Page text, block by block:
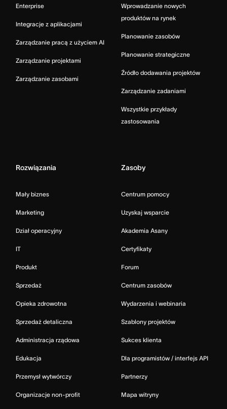
Enterprise
Integracje z aplikacjami
Zarządzanie pracą z użyciem AI
Zarządzanie projektami
Zarządzanie zasobami
Wprowadzanie nowych
produktów na rynek
Planowanie zasobów
Planowanie strategiczne
Źródło dodawania projektów
Zarządzanie zadaniami
Wszystkie przykłady
zastosowania
Rozwiązania
Mały biznes
Marketing
Dział operacyjny
IT
Produkt
Sprzedaż
Opieka zdrowotna
Sprzedaż detaliczna
Administracja rządowa
Edukacja
Przemysł wytwórczy
Organizacje non-profit
Zasoby
Centrum pomocy
Uzyskaj wsparcie
Akademia Asany
Certyfikaty
Forum
Centrum zasobów
Wydarzenia i webinaria
Szablony projektów
Sukces klienta
Dla programistów / interfejs API
Partnerzy
Mapa witryny